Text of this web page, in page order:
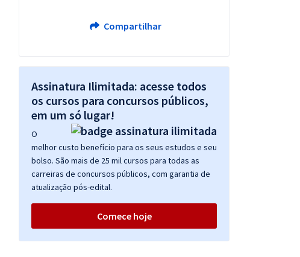
Compartilhar
Assinatura Ilimitada: acesse todos
os cursos para concursos públicos,
em um só lugar!
O
melhor custo benefício para os seus estudos e seu
bolso. São mais de 25 mil cursos para todas as
carreiras de concursos públicos, com garantia de
atualização pós-edital.
Comece hoje